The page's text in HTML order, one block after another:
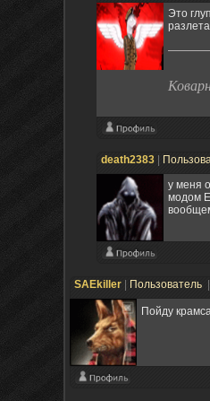
Это
death2383
у меня
модом
SAEkiller Пользователь
Пойду